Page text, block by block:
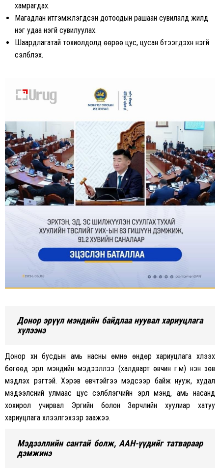
хамрагдах.
Магадлан итгэмжлэгдсэн дотоодын рашаан сувилалд жилд
нэг удаа үнэгүй сувилуулах.
Шаардлагатай тохиолдолд өөрөө цус, цусан бүтээгдэхүүн үнэгүй
сэлбүүлэх.
Донор эрүүл мэндийн байдлаа нуувал хариуцлага
хүлээнэ
Донор хүн бусдын амь насны өмнө өндөр хариуцлага хүлээх
бөгөөд эрүүл мэндийн мэдээллээ (халдварт өвчин г.м) үнэн зөв
мэдүүлэх үүрэгтэй. Хэрэв өвчтэйгээ мэдсээр байж нууж, худал
мэдээлсний улмаас цус сэлбүүлэгчийн эрүүл мэнд, амь насанд
хохирол учирвал Эрүүгийн болон Зөрчлийн хуулиар хатуу
хариуцлага хүлээлгэхээр заажээ.
Мэдээллийн сантай болж, ААН-үүдийг татвараар
дэмжинэ